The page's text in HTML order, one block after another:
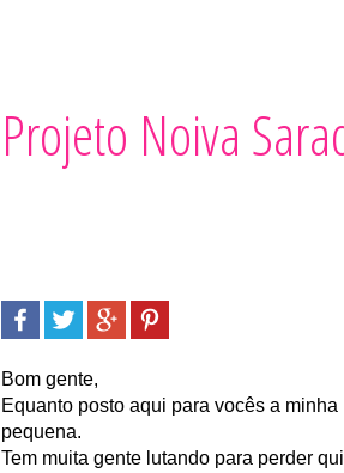
Projeto Noiva
Bom gente,
Equanto posto aqui para vocês a
pequena.
Tem muita gente lutando para perder